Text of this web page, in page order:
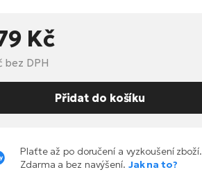
Kč
bez DPH
Přidat do košíku
Plaťte až po doručení a vyzkoušení zboží.
Zdarma a bez navýšení. Jak na to?